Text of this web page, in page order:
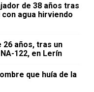
de 38 años tras
agua hirviendo
26 años, tras un
122, en Lerín
que huía de la